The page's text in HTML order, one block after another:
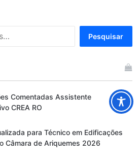
Pesquisar
Comentadas Assistente
CREA RO
para Técnico em Edificações
Câmara de Ariquemes 2026